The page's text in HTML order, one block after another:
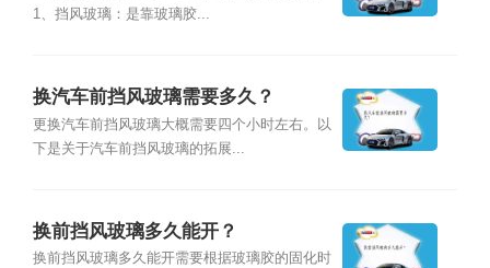
1、挡风玻璃：是靠玻璃胶...
换汽车前挡风玻璃需要多久？
更换汽车前挡风玻璃大概需要四个小时左右。以
下是关于汽车前挡风玻璃的拓展...
换前挡风玻璃多久能开？
换前挡风玻璃多久能开需要根据玻璃胶的固化时